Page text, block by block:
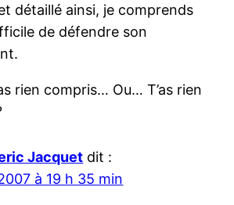
détaillé ainsi, je comprends
de défendre son
rien compris… Ou… T’as rien
Jacquet dit :
à 19 h 35 min